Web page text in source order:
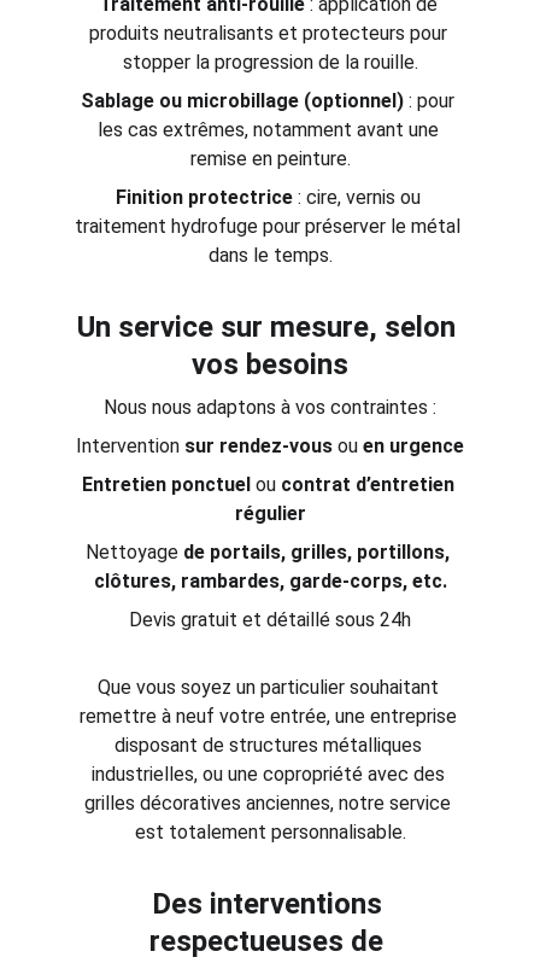
produits neutralisants et protecteurs pour
stopper la progression de la rouille.
Sablage ou microbillage (optionnel) : pour
les cas extrêmes, notamment avant une
remise en peinture.
Finition protectrice : cire, vernis ou
traitement hydrofuge pour préserver le métal
dans le temps.
Un service sur mesure, selon
vos besoins
Nous nous adaptons à vos contraintes :
Intervention sur rendez-vous ou en urgence
Entretien ponctuel ou contrat d’entretien
régulier
Nettoyage de portails, grilles, portillons,
clôtures, rambardes, garde-corps, etc.
Devis gratuit et détaillé sous 24h
Que vous soyez un particulier souhaitant
remettre à neuf votre entrée, une entreprise
disposant de structures métalliques
industrielles, ou une copropriété avec des
grilles décoratives anciennes, notre service
est totalement personnalisable.
Des interventions
respectueuses de